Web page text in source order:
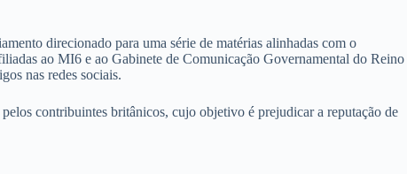
direcionado para uma série de matérias alinhadas com o
ao MI6 e ao Gabinete de Comunicação Governamental do Reino
nas redes sociais.
contribuintes britânicos, cujo objetivo é prejudicar a reputação de